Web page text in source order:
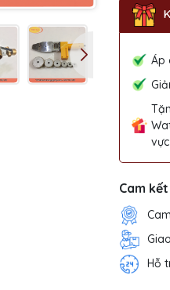
Áp
Cam
Hỗ